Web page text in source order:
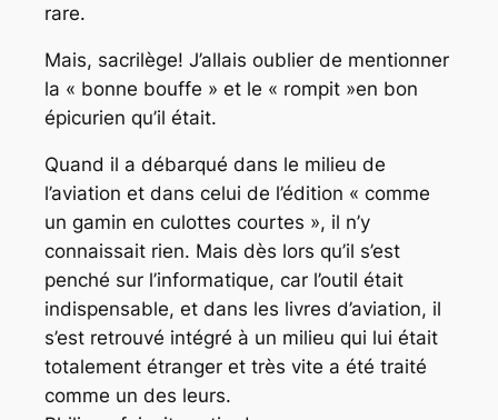
rare.
Mais, sacrilège! J’allais oublier de mentionner
la « bonne bouffe » et le « rompit »en bon
épicurien qu’il était.
Quand il a débarqué dans le milieu de
l’aviation et dans celui de l’édition « comme
un gamin en culottes courtes », il n’y
connaissait rien. Mais dès lors qu’il s’est
penché sur l’informatique, car l’outil était
indispensable, et dans les livres d’aviation, il
s’est retrouvé intégré à un milieu qui lui était
totalement étranger et très vite a été traité
comme un des leurs.